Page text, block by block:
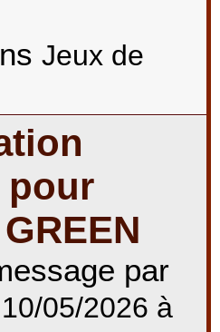
Jeux de
pour
par
10/05/2026 à